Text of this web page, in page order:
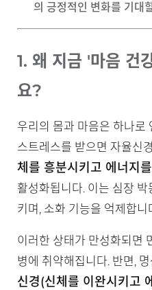
의 긍정적인 변화를 기대
1. 왜 지금 '마음 건
요?
우리의 몸과 마음은 하나로
스트레스를 받으면 자율신
체를 흥분시키고 에너지
활성화됩니다. 이는 심장 박
키며, 소화 기능을 억제합니
이러한 상태가 만성화되면
병에 취약해집니다. 반면,
신경(신체를 이완시키고